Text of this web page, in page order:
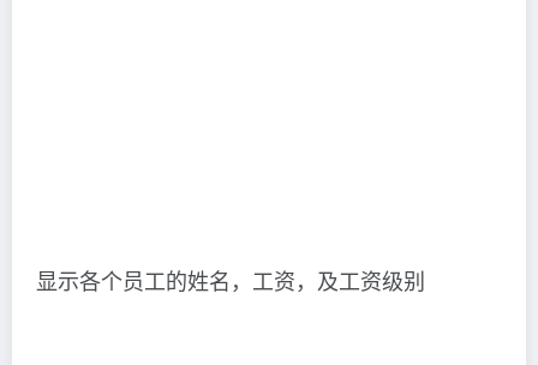
显示各个员工的姓名，工资，及工资级别